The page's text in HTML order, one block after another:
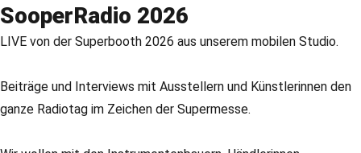
SooperRadio 2026
LIVE von der Superbooth 2026 aus unserem mobilen Studio.
Beiträge und Interviews mit Ausstellern und Künstlerinnen den
ganze Radiotag im Zeichen der Supermesse.